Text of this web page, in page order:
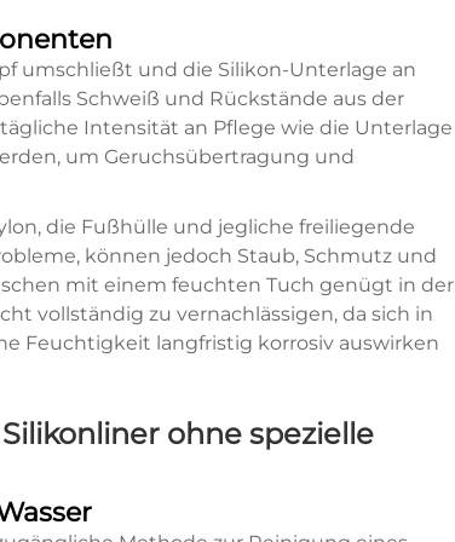
umschließt und die Silikon-Unterlage an
Schweiß und Rückstände aus der
Intensität an Pflege wie die Unterlage
um Geruchsübertragung und
die Fußhülle und jegliche freiliegende
können jedoch Staub, Schmutz und
mit einem feuchten Tuch genügt in der
vollständig zu vernachlässigen, da sich in
Feuchtigkeit langfristig korrosiv auswirken
ohne spezielle